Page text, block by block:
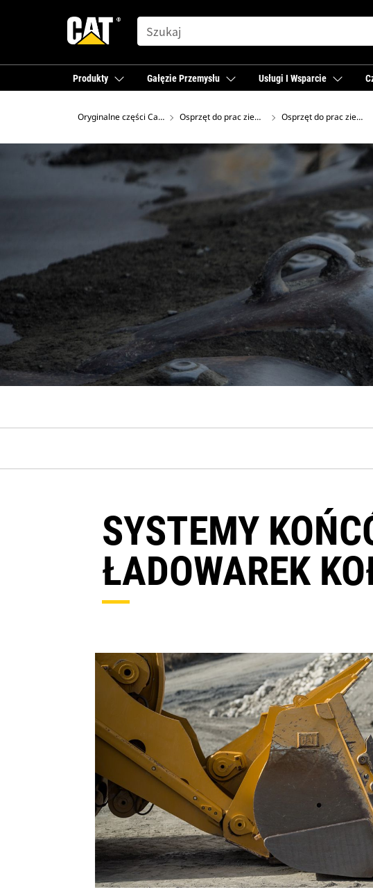
SEARCH
Produkty Gałęzie Przemysłu Usługi I Wsparcie
Oryginalne części Cat® Osprzęt do prac ziemnych CatOsprzęt do prac
SYSTEMY
ŁADOWAREK